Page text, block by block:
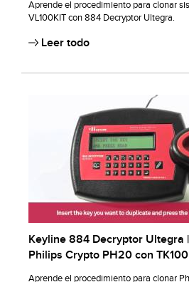
Aprende el procedimiento para clonar
VL100KIT con 884 Decryptor Ultegra.
Leer todo
Keyline 884 Decryptor Ultegra
Philips Crypto PH20 con
Aprende el procedimiento para clonar